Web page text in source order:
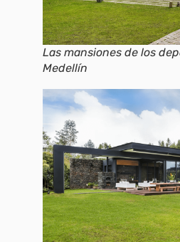
Las mansiones de los
Medellín